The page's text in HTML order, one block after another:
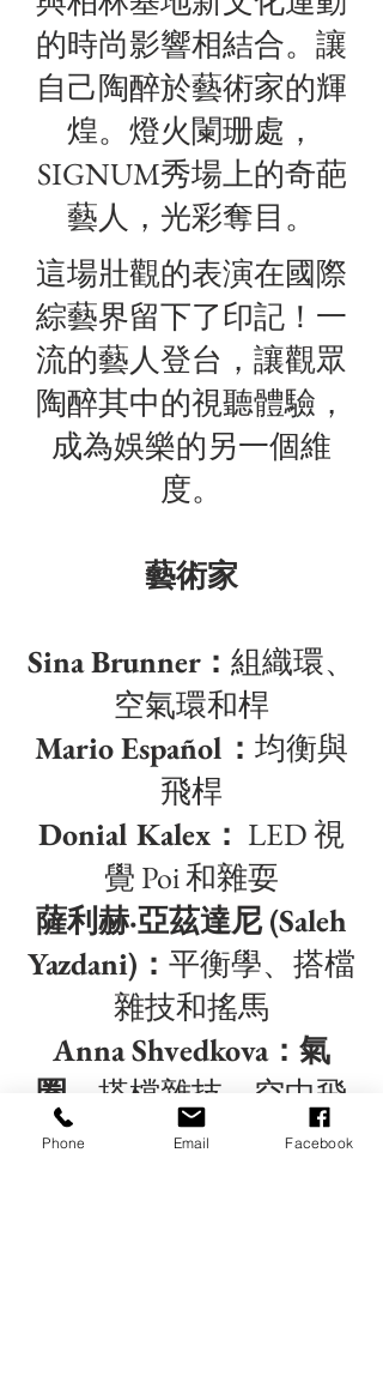
的時尚影響相結合。讓
自己陶醉於藝術家的輝
煌。燈火闌珊處，
SIGNUM秀場上的奇葩
藝人，光彩奪目。
這場壯觀的表演在國際
綜藝界留下了印記！一
流的藝人登台，讓觀眾
陶醉其中的視聽體驗，
成為娛樂的另一個維
度。
藝術家
Sina Brunner： 組織環、
空氣環和桿
Mario Español： 均衡與
飛桿
Donial Kalex： LED 視
覺 Poi 和雜耍
薩利赫·亞茲達尼 (Saleh
Yazdani)： 平衡學、搭檔
雜技和搖馬
Anna Shvedkova：氣
圈 、搭檔雜技、空中飛
人和舞蹈
Phone Email Facebook